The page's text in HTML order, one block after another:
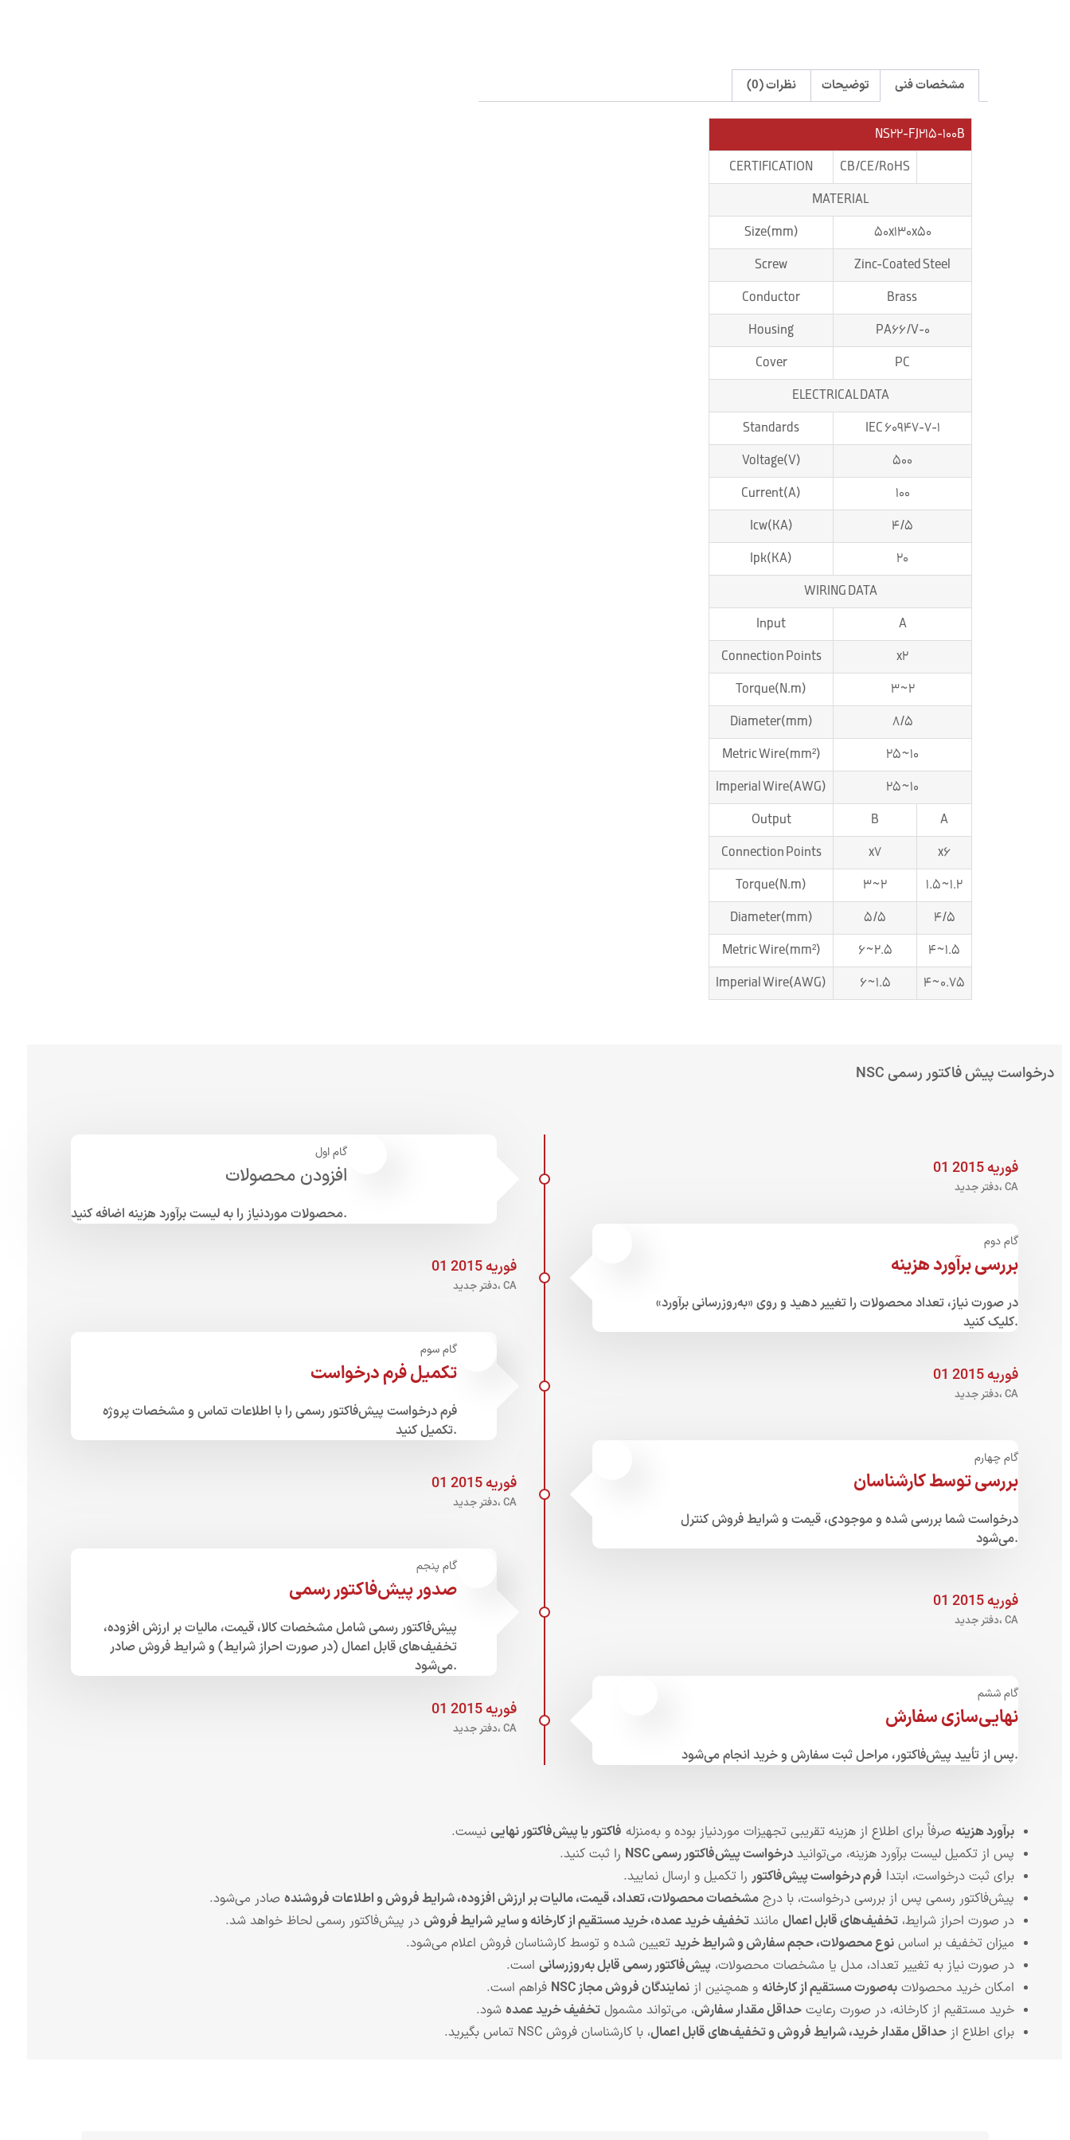
مشخصات فنی توضیحات نظرات (0)
NS22-FJ215-100B
CB/CE/RoHS
CERTIFICATION
MATERIAL
50x130x50
Size(mm)
Zinc-Coated Steel
Screw
Brass
Conductor
PA66/V-0
Housing
PC
Cover
ELECTRICAL DATA
IEC 60947-7-1
Standards
500
Voltage(V)
100
Current(A)
4/5
Icw(KA)
20
Ipk(KA)
WIRING DATA
A
Input
x2
Connection Points
2~3
Torque(N.m)
8/5
Diameter(mm)
10~25
Metric Wire(mm²)
10~25
Imperial Wire(AWG)
A
B
Output
x6
x7
Connection Points
1.2~1.5
2~3
Torque(N.m)
4/5
5/5
Diameter(mm)
1.5~4
2.5~6
Metric Wire(mm²)
0.75~4
1.5~6
Imperial Wire(AWG)
درخواست پیش فاکتور رسمی NSC
گام اول
افزودن محصولات
محصولات موردنیاز را به لیست برآورد هزینه اضافه کنید.
01 فوریه 2015
دفتر جدید، CA
گام دوم
بررسی برآورد هزینه
در صورت نیاز، تعداد محصولات را تغییر دهید و روی «به‌روزرسانی برآورد»
کلیک کنید.
01 فوریه 2015
دفتر جدید، CA
گام سوم
تکمیل فرم درخواست
فرم درخواست پیش‌فاکتور رسمی را با اطلاعات تماس و مشخصات پروژه
تکمیل کنید.
01 فوریه 2015
دفتر جدید، CA
گام چهارم
بررسی توسط کارشناسان
درخواست شما بررسی شده و موجودی، قیمت و شرایط فروش کنترل
می‌شود.
01 فوریه 2015
دفتر جدید، CA
گام پنجم
صدور پیش‌فاکتور رسمی
پیش‌فاکتور رسمی شامل مشخصات کالا، قیمت، مالیات بر ارزش افزوده،
تخفیف‌های قابل اعمال (در صورت احراز شرایط) و شرایط فروش صادر
می‌شود.
01 فوریه 2015
دفتر جدید، CA
گام ششم
نهایی‌سازی سفارش
پس از تأیید پیش‌فاکتور، مراحل ثبت سفارش و خرید انجام می‌شود.
01 فوریه 2015
دفتر جدید، CA
برآورد هزینه صرفاً برای اطلاع از هزینه تقریبی تجهیزات موردنیاز بوده و به‌منزله فاکتور یا پیش‌فاکتور نهایی نیست.
پس از تکمیل لیست برآورد هزینه، می‌توانید درخواست پیش‌فاکتور رسمی NSC
را ثبت کنید.
برای ثبت درخواست، ابتدا فرم درخواست پیش‌فاکتور را تکمیل و ارسال نمایید.
پیش‌فاکتور رسمی پس از بررسی درخواست، با درج مشخصات محصولات، تعداد، قیمت، مالیات بر ارزش افزوده، شرایط فروش و اطلاعات فروشنده صادر می‌شود.
در صورت احراز شرایط، تخفیف‌های قابل اعمال مانند تخفیف خرید عمده، خرید مستقیم از کارخانه و سایر شرایط فروش در پیش‌فاکتور رسمی لحاظ خواهد شد.
میزان تخفیف بر اساس نوع محصولات، حجم سفارش و شرایط خرید تعیین شده و توسط کارشناسان فروش اعلام می‌شود.
در صورت نیاز به تغییر تعداد، مدل یا مشخصات محصولات، پیش‌فاکتور رسمی قابل به‌روزرسانی است.
امکان خرید محصولات به‌صورت مستقیم از کارخانه و همچنین از نمایندگان فروش مجاز NSC
فراهم است.
خرید مستقیم از کارخانه، در صورت رعایت حداقل مقدار سفارش، می‌تواند مشمول تخفیف خرید عمده شود.
برای اطلاع از حداقل مقدار خرید، شرایط فروش و تخفیف‌های قابل اعمال، با کارشناسان فروش NSC تماس بگیرید.